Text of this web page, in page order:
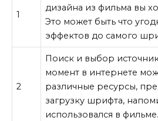
1
дизайна из фильма вы
Это может быть что
эффектов до самого
2
Поиск и выбор
момент в интернете
различные ресурсы,
загрузку шрифта,
использовался в фильме.